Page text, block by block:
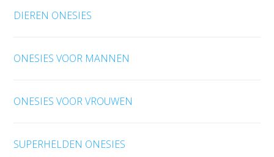
DIEREN ONESIES
ONESIES VOOR MANNEN
ONESIES VOOR VROUWEN
SUPERHELDEN ONESIES